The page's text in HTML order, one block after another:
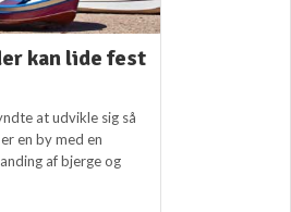
kan lide fest
at udvikle sig så
en by med en
af bjerge og